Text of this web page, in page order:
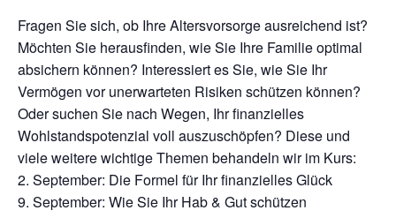
Fragen Sie sich, ob Ihre Altersvorsorge ausreichend ist?
Möchten Sie herausfinden, wie Sie Ihre Familie optimal
absichern können? Interessiert es Sie, wie Sie Ihr
Vermögen vor unerwarteten Risiken schützen können?
Oder suchen Sie nach Wegen, Ihr finanzielles
Wohlstandspotenzial voll auszuschöpfen? Diese und
viele weitere wichtige Themen behandeln wir im Kurs:
2. September: Die Formel für Ihr finanzielles Glück
9. September: Wie Sie Ihr Hab & Gut schützen